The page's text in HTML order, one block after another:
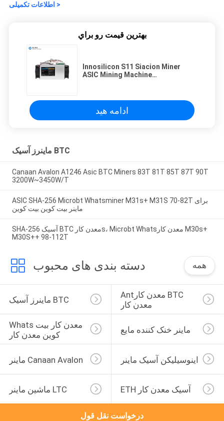
اطلاعات تکمیلی >
بهترين قيمت رو براي
Innosilicon S11 Siacion Miner
ASIC Mining Machine
ادامه هید
ماینرز آسیک BTC
Canaan Avalon A1246 Asic BTC Miners 83T 81T 85T 87T 90T
3200W~3450W/T
ASIC SHA-256 Microbt Whatsminer M31s+ M31S 70-82T برای
ماینر بیت کوین بیت کوین
SHA-256 آسیک BTC معدن کارs، Microbt Whatsمعدن کار M30s+
M30S++ 98-112T
دسته بندی های محبوب همه
ماینرز آسیک BTC
Antمعدن کار BTC
معدن کار
Whatsمعدن کار بیت
کوین معدن کار
ماینر خنک کننده مایع
ماینر Canaan Avalon اینوسیلیکن آسیک ماینر
ماشین ماینر LTC ETH آسیک معدن کار
درخواست نقل قول